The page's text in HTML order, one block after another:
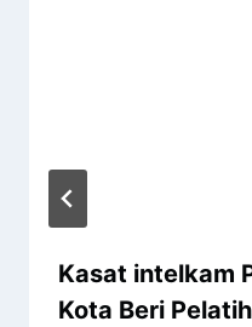
Kasat intelkam
Kota Beri